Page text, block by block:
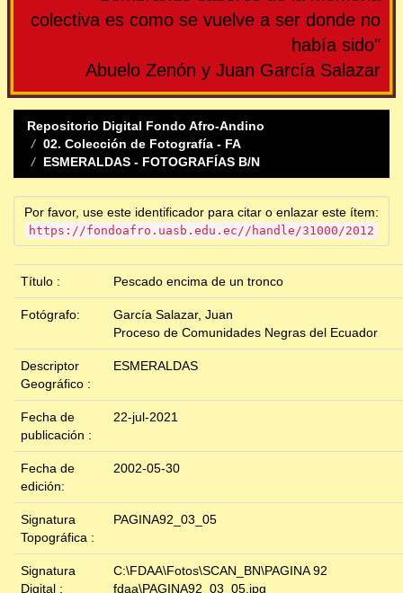
colectiva es como se vuelve a ser donde no
había sido"
Abuelo Zenón y Juan García Salazar
Repositorio Digital Fondo Afro-Andino
02. Colección de Fotografía - FA
ESMERALDAS - FOTOGRAFÍAS B/N
Por favor, use este identificador para citar o enlazar este ítem:
https://fondoafro.uasb.edu.ec//handle/31000/2012
Título : Pescado encima de un tronco
Fotógrafo:
García Salazar, Juan
Proceso de Comunidades Negras del Ecuador
Descriptor
Geográfico :
ESMERALDAS
Fecha de
publicación :
22-jul-2021
Fecha de
edición:
2002-05-30
Signatura
Topográfica :
PAGINA92_03_05
Signatura
Digital :
C:\FDAA\Fotos\SCAN_BN\PAGINA 92
fdaa\PAGINA92_03_05.jpg